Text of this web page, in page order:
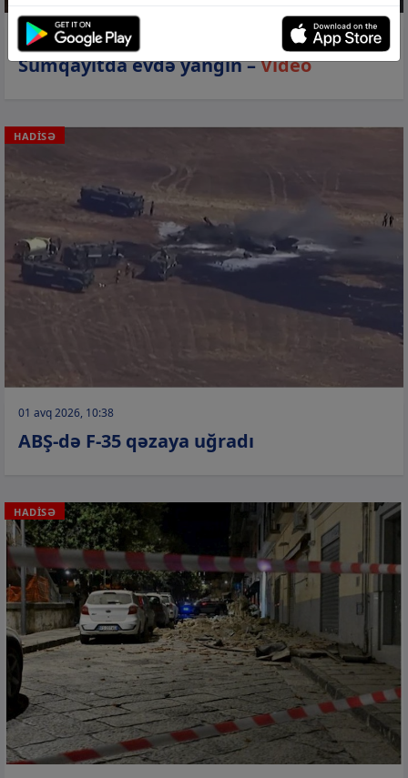
01 avq 2026, 13:41
Sumqayıtda evdə yanğın –Video
HADİSƏ
01 avq 2026, 10:38
ABŞ-də F-35 qəzaya uğradı
HADİSƏ